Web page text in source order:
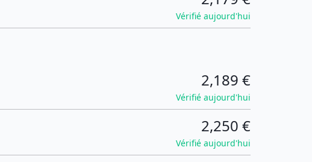
Vérifié aujourd'hui
2,189 €
Vérifié aujourd'hui
2,250 €
Vérifié aujourd'hui